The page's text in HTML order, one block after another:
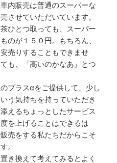
内販売は普通のスーパーな
させていただいています。
ひとつ取っても、スーパー
のが１５０円。もちろん、
売りすることもできませ
も、「高いのかなあ」とつ
プラスαをご提供して、少し
う気持ちを持っていただき
えるちょっとしたサービス
を上げることはできるは
売をする私たちだからこそ
。
き換えて考えてみるとよく